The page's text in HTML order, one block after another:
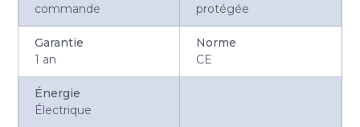
commande
protégée
Garantie
1 an
Norme
CE
Énergie
Électrique